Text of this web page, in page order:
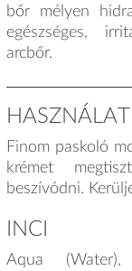
bőr mélyen
egészséges,
arcbőr.
Finom paskoló
krémet
beszívódni.
INCI
Aqua (Water),